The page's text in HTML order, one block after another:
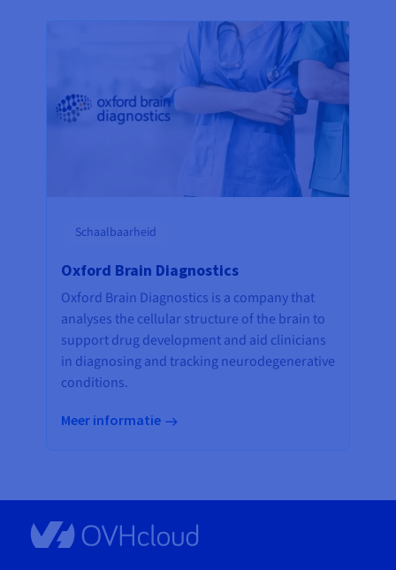
Schaalbaarheid
Oxford Brain Diagnostics
Oxford Brain Diagnostics is a company that
analyses the cellular structure of the brain to
support drug development and aid clinicians
in diagnosing and tracking neurodegenerative
conditions.
Meer informatie